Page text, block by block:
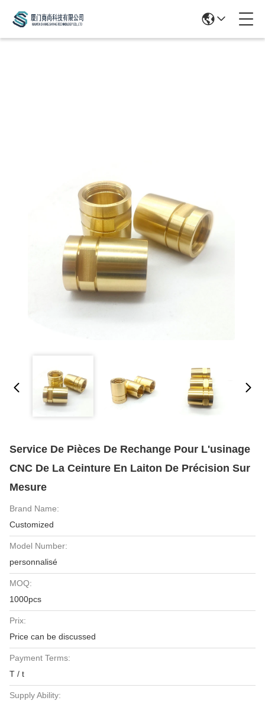
Service De Pièces De Rechange Pour L'usinage
CNC De La Ceinture En Laiton De Précision Sur
Mesure
Brand Name:
Customized
Model Number:
personnalisé
MOQ:
1000pcs
Prix:
Price can be discussed
Payment Terms:
T / t
Supply Ability: